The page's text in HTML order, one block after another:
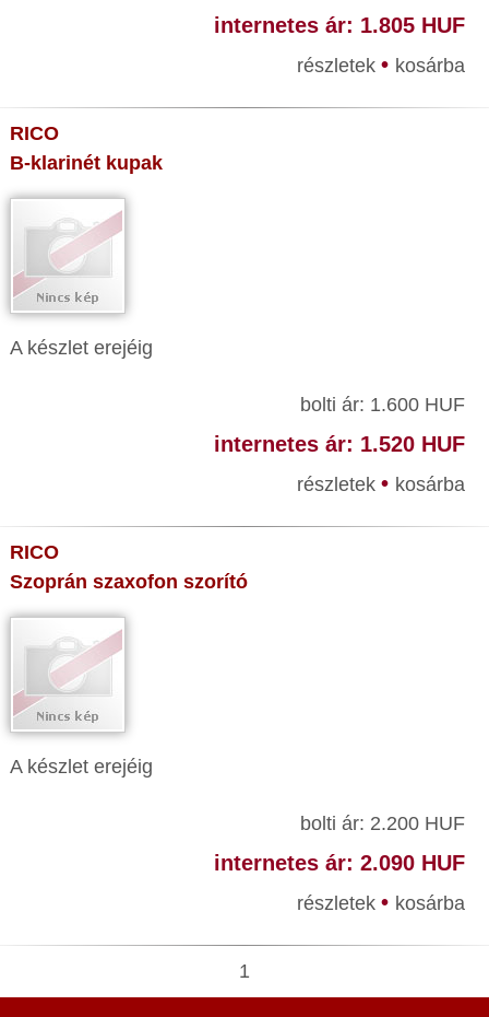
internetes ár: 1.805 HUF
részletek • kosárba
RICO
B-klarinét kupak
A készlet erejéig
bolti ár: 1.600 HUF
internetes ár: 1.520 HUF
részletek • kosárba
RICO
Szoprán szaxofon szorító
A készlet erejéig
bolti ár: 2.200 HUF
internetes ár: 2.090 HUF
részletek • kosárba
1